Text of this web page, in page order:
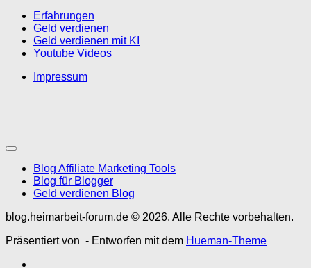
Erfahrungen
Geld verdienen
Geld verdienen mit KI
Youtube Videos
Impressum
Blog Affiliate Marketing Tools
Blog für Blogger
Geld verdienen Blog
blog.heimarbeit-forum.de © 2026. Alle Rechte vorbehalten.
Präsentiert von - Entworfen mit dem Hueman-Theme